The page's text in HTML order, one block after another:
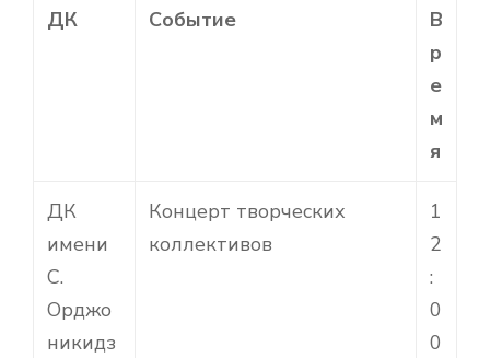
ДК Событие
В
р
е
м
я
ДК
имени
С.
Орджо
никидз
Концерт творческих
коллективов
1
2
:
0
0